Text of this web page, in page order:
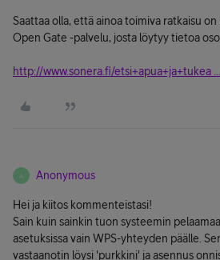
Saattaa olla, että ainoa toimiva ratkaisu
Open Gate -palvelu, josta löytyy tietoa
http://www.sonera.fi/etsi+apua+ja+tukea
A Anonymous
Hei ja kiitos kommenteistasi!
Sain kuin sainkin tuon systeemin
asetuksissa vain WPS-yhteyden päälle.
vastaanotin löysi 'purkkini' ja asennus